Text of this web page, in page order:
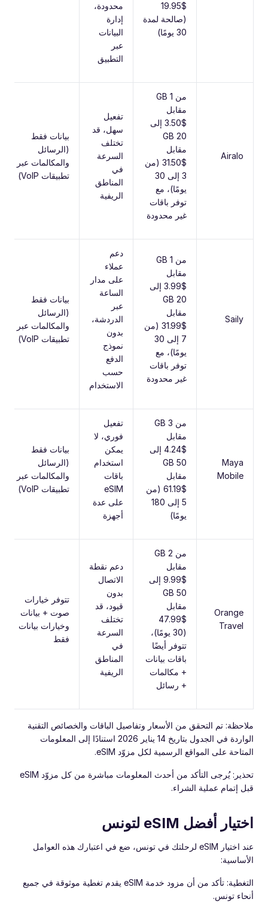
$19.95
(صالحة لمدة
30 يومًا)
محدودة،
إدارة
البيانات
عبر
التطبيق
Airalo
من 1 GB
مقابل
$3.50 إلى
20 GB
مقابل
$31.50 (من
3 إلى 30
يومًا)، مع
توفر باقات
غير محدودة
تفعيل
سهل، قد
تختلف
السرعة
في
المناطق
الريفية
بيانات فقط
(الرسائل
والمكالمات عبر
تطبيقات VoIP)
Saily
من 1 GB
مقابل
$3.99 إلى
20 GB
مقابل
$31.99 (من
7 إلى 30
يومًا)، مع
توفر باقات
غير محدودة
دعم
عملاء
على مدار
الساعة
عبر
الدردشة،
بدون
نموذج
الدفع
حسب
الاستخدام
بيانات فقط
(الرسائل
والمكالمات عبر
تطبيقات VoIP)
Maya
Mobile
من 3 GB
مقابل
$4.24 إلى
50 GB
مقابل
$61.19 (من
5 إلى 180
يومًا)
تفعيل
فوري، لا
يمكن
استخدام
باقات
eSIM
على عدة
أجهزة
بيانات فقط
(الرسائل
والمكالمات عبر
تطبيقات VoIP)
Orange
Travel
من 2 GB
مقابل
$9.99 إلى
50 GB
مقابل
$47.99
(30 يومًا)،
تتوفر أيضًا
باقات بيانات
+ مكالمات
+ رسائل
دعم نقطة
الاتصال
بدون
قيود، قد
تختلف
السرعة
في
المناطق
الريفية
تتوفر خيارات
صوت + بيانات
وخيارات بيانات
فقط
ملاحظة: تم التحقق من الأسعار وتفاصيل الباقات والخصائص التقنية
الواردة في الجدول بتاريخ 14 يناير 2026 استنادًا إلى المعلومات
المتاحة على المواقع الرسمية لكل مزوّد eSIM.
تحذير: يُرجى التأكد من أحدث المعلومات مباشرة من كل مزوّد eSIM
قبل إتمام عملية الشراء.
اختيار أفضل eSIM لتونس
عند اختيار eSIM لرحلتك في تونس، ضع في اعتبارك هذه العوامل
الأساسية:
التغطية: تأكد من أن مزود خدمة eSIM يقدم تغطية موثوقة في جميع
أنحاء تونس.